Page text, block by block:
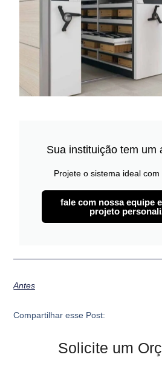
Sua instituição tem um
Projete o sistema ideal
fale com nossa equipe
projeto
Antes
Compartilhar esse Post:
Solicite um